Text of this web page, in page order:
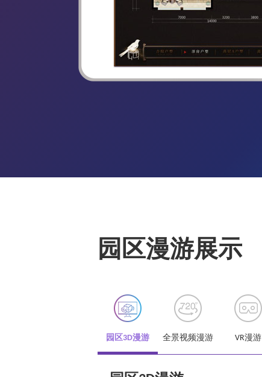
园区漫游展示
园区3D漫游 全景视频漫游 VR漫游